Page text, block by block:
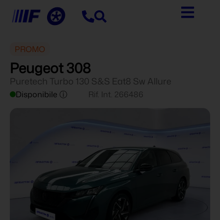
PROMO
Peugeot 308
Puretech Turbo 130 S&S Eat8 Sw Allure
Disponibile ⓘ Rif. Int. 266486